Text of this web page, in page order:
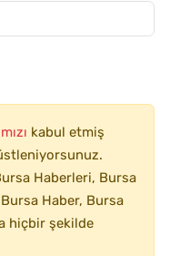
kabul etmiş
Haberleri, Bursa
Haber, Bursa
hiçbir şekilde